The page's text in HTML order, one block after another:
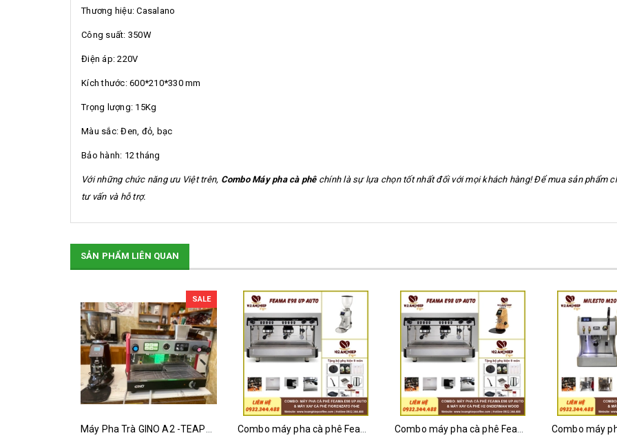
Thương hiệu: Casalano
Công suất: 350W
Điện áp: 220V
Kích thước: 600*210*330 mm
Trọng lượng: 15Kg
Màu sắc: Đen, đỏ, bạc
Bảo hành: 12 tháng
Với những chức năng ưu Việt trên, Combo Máy pha cà phêchính là sự lựa chọn tốt nhất đối với mọi khách hàng! Để mua sản phẩm
tư vấn và hỗ trợ.
SẢN PHẨM LIÊN QUAN
SALE